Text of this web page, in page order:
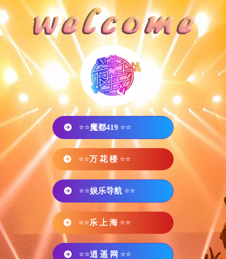
⭐⭐魔都419 ⭐⭐
⭐⭐万 花 楼 ⭐⭐
⭐⭐娱乐导航 ⭐⭐
⭐⭐乐 上 海 ⭐⭐
⭐⭐逍 遥 网 ⭐⭐